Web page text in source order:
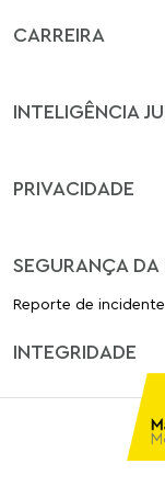
CARREIRA
INTELIGÊNCIA
PRIVACIDADE
SEGURANÇA
Reporte de
INTEGRIDADE